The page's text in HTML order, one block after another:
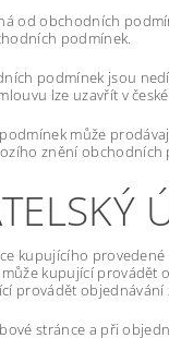
od obchodních
podmínek.
podmínek jsou
lze uzavřít v
může
znění obchodních
kupujícího
kupující provádět
provádět
stránce a při